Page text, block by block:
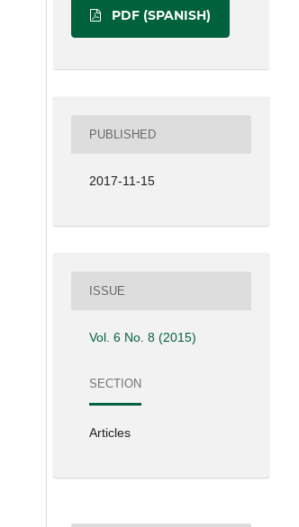
PDF (SPANISH)
PUBLISHED
2017-11-15
ISSUE
Vol. 6 No. 8 (2015)
SECTION
Articles